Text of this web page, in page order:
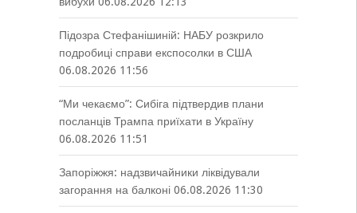
Підозра Стефанішиній: НАБУ розкрило
подробиці справи експосолки в США
06.08.2026 11:56
“Ми чекаємо”: Сибіга підтвердив плани
посланців Трампа приїхати в Україну
06.08.2026 11:51
Запоріжжя: надзвичайники ліквідували
загорання на балконі 06.08.2026 11:30